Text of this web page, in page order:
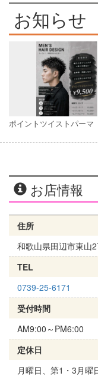
お知らせ
ポイントツイストパーマ
お店情報
住所
和歌山県田辺市東山
TEL
0739-25-6171
受付時間
AM9:00～PM6:00
定休日
月曜日、第1・3月曜